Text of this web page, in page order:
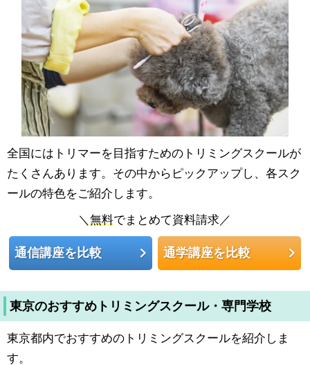
全国にはトリマーを目指すためのトリミングスクールが
たくさんあります。その中からピックアップし、各スク
ールの特色をご紹介します。
＼無料でまとめて資料請求／
通信講座を比較 通学講座を比較
東京のおすすめトリミングスクール・専門学校
東京都内でおすすめのトリミングスクールを紹介しま
す。